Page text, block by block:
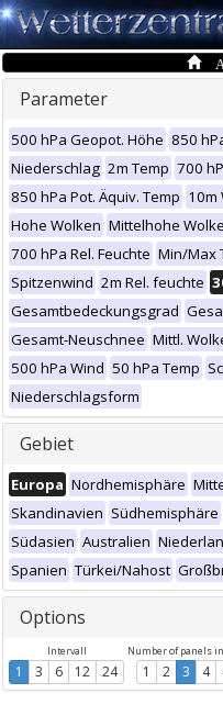
Parameter
500 hPa Geopot. Höhe 850
Niederschlag 2m Temp 700
850 hPa Pot. Äquiv. Temp 10m
Hohe Wolken Mittelhohe
700 hPa Rel. Feuchte Min/Max
Spitzenwind 2m Rel. feuchte
Gesamtbedeckungsgrad
Gesamt-Neuschnee Mittl.
500 hPa Wind 50 hPa Temp
Niederschlagsform
Gebiet
Europa Nordhemisphäre
Skandinavien Südhemisphäre
Südasien Australien
Spanien Türkei/Nahost
Options
Intervall
1 3 6 12 24
Number of panels
1 2 3 4